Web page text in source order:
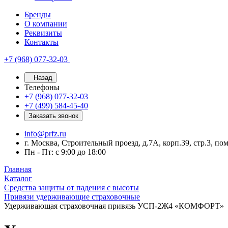
Бренды
О компании
Реквизиты
Контакты
+7 (968) 077-32-03
Назад
Телефоны
+7 (968) 077-32-03
+7 (499) 584-45-40
Заказать звонок
info@prfz.ru
г. Москва, Строительный проезд, д.7А, корп.39, стр.3,
Пн - Пт: с 9:00 до 18:00
Главная
Каталог
Средства защиты от падения с высоты
Привязи удерживающие страховочные
Удерживающая страховочная привязь УСП-2Ж4 «КОМФОРТ»